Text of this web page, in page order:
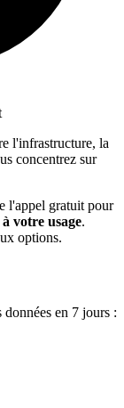
l'infrastructure, la
concentrez sur
l'appel gratuit pour
votre usage.
options.
données en 7 jours :